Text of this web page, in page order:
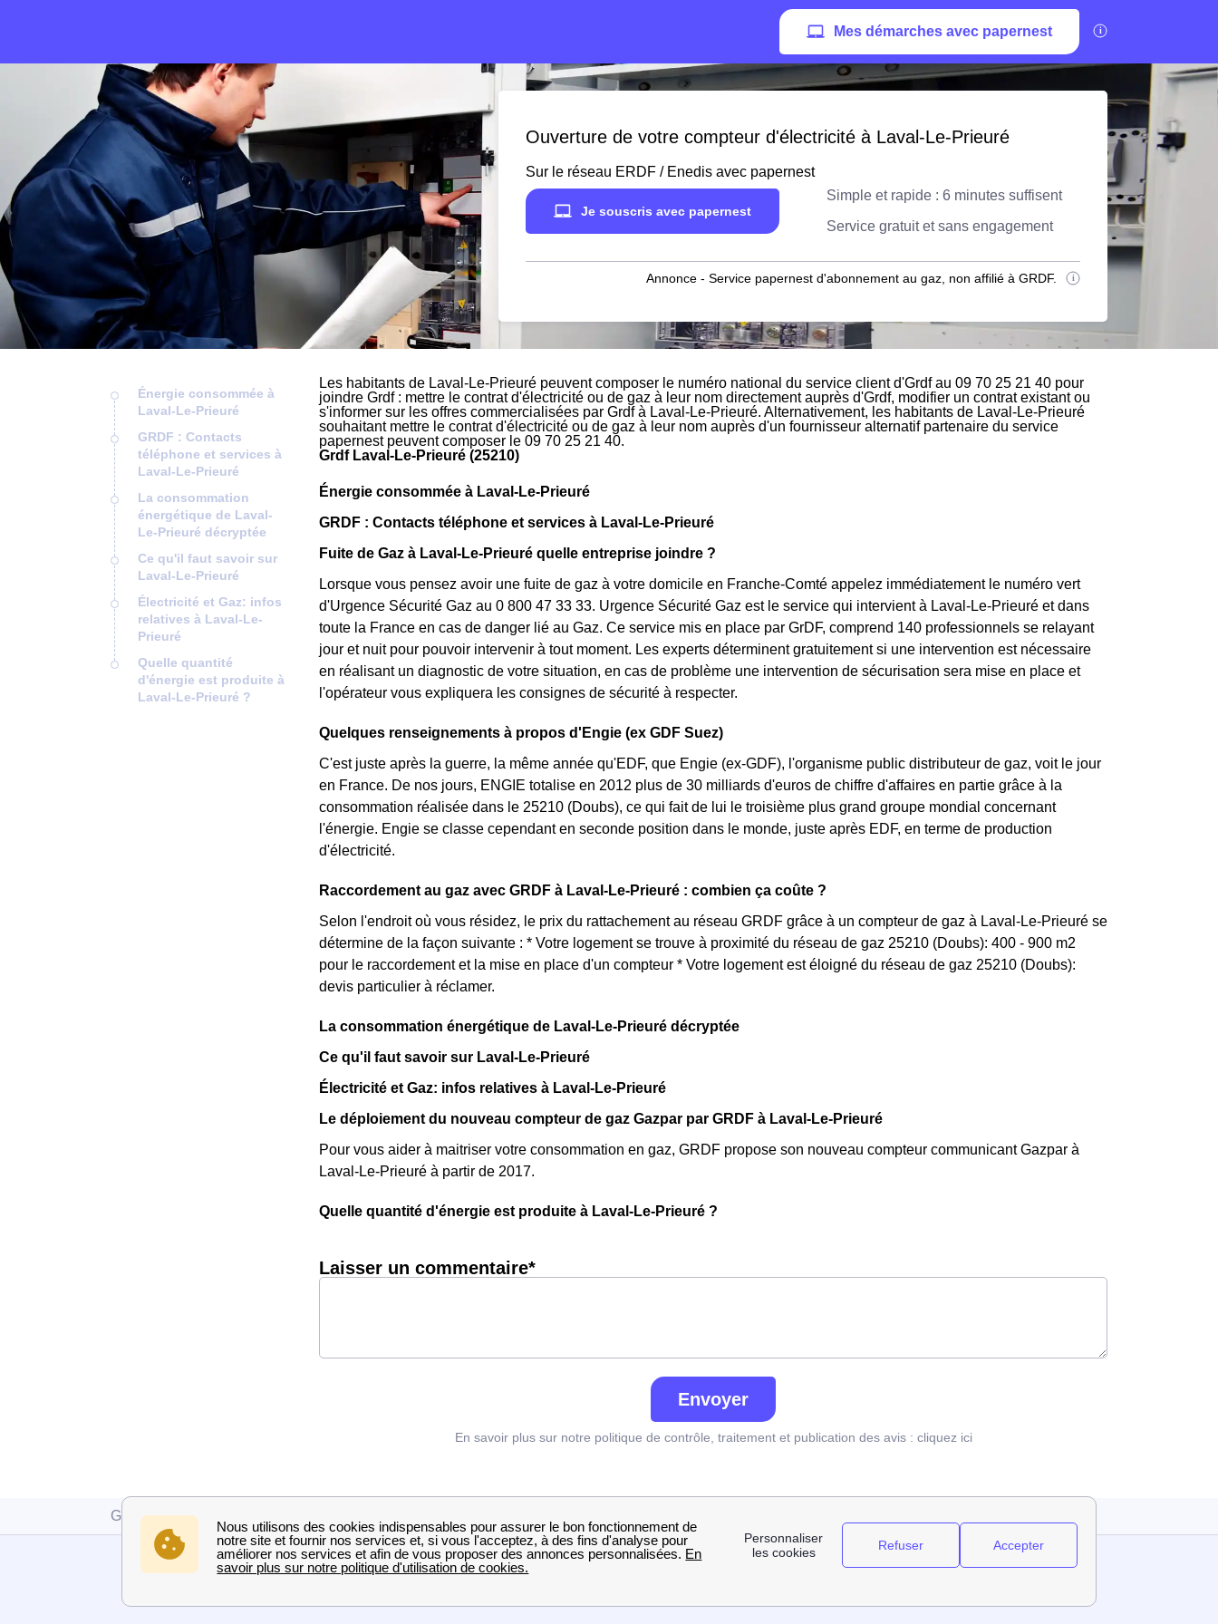
Mes démarches avec papernest
Ouverture de votre compteur d'électricité à Laval-Le-Prieuré
Sur le réseau ERDF / Enedis avec papernest
Je souscris avec papernest
Simple et rapide : 6 minutes suffisent
Service gratuit et sans engagement
Annonce - Service papernest d'abonnement au gaz, non affilié à GRDF.
Énergie consommée à
Laval-Le-Prieuré
GRDF : Contacts
téléphone et services à
Laval-Le-Prieuré
La consommation
énergétique de Laval-
Le-Prieuré décryptée
Ce qu'il faut savoir sur
Laval-Le-Prieuré
Électricité et Gaz: infos
relatives à Laval-Le-
Prieuré
Quelle quantité
d'énergie est produite à
Laval-Le-Prieuré ?
Les habitants de Laval-Le-Prieuré peuvent composer le numéro national du service client d'Grdf au 09 70 25 21 40 pour
joindre Grdf : mettre le contrat d'électricité ou de gaz à leur nom directement auprès d'Grdf, modifier un contrat existant ou
s'informer sur les offres commercialisées par Grdf à Laval-Le-Prieuré. Alternativement, les habitants de Laval-Le-Prieuré
souhaitant mettre le contrat d'électricité ou de gaz à leur nom auprès d'un fournisseur alternatif partenaire du service
papernest peuvent composer le 09 70 25 21 40.
Grdf Laval-Le-Prieuré (25210)
Énergie consommée à Laval-Le-Prieuré
GRDF : Contacts téléphone et services à Laval-Le-Prieuré
Fuite de Gaz à Laval-Le-Prieuré quelle entreprise joindre ?
Lorsque vous pensez avoir une fuite de gaz à votre domicile en Franche-Comté appelez immédiatement le numéro vert
d'Urgence Sécurité Gaz au 0 800 47 33 33. Urgence Sécurité Gaz est le service qui intervient à Laval-Le-Prieuré et dans
toute la France en cas de danger lié au Gaz. Ce service mis en place par GrDF, comprend 140 professionnels se relayant
jour et nuit pour pouvoir intervenir à tout moment. Les experts déterminent gratuitement si une intervention est nécessaire
en réalisant un diagnostic de votre situation, en cas de problème une intervention de sécurisation sera mise en place et
l'opérateur vous expliquera les consignes de sécurité à respecter.
Quelques renseignements à propos d'Engie (ex GDF Suez)
C'est juste après la guerre, la même année qu'EDF, que Engie (ex-GDF), l'organisme public distributeur de gaz, voit le jour
en France. De nos jours, ENGIE totalise en 2012 plus de 30 milliards d'euros de chiffre d'affaires en partie grâce à la
consommation réalisée dans le 25210 (Doubs), ce qui fait de lui le troisième plus grand groupe mondial concernant
l'énergie. Engie se classe cependant en seconde position dans le monde, juste après EDF, en terme de production
d'électricité.
Raccordement au gaz avec GRDF à Laval-Le-Prieuré : combien ça coûte ?
Selon l'endroit où vous résidez, le prix du rattachement au réseau GRDF grâce à un compteur de gaz à Laval-Le-Prieuré se
détermine de la façon suivante : * Votre logement se trouve à proximité du réseau de gaz 25210 (Doubs): 400 - 900 m2
pour le raccordement et la mise en place d'un compteur * Votre logement est éloigné du réseau de gaz 25210 (Doubs):
devis particulier à réclamer.
La consommation énergétique de Laval-Le-Prieuré décryptée
Ce qu'il faut savoir sur Laval-Le-Prieuré
Électricité et Gaz: infos relatives à Laval-Le-Prieuré
Le déploiement du nouveau compteur de gaz Gazpar par GRDF à Laval-Le-Prieuré
Pour vous aider à maitriser votre consommation en gaz, GRDF propose son nouveau compteur communicant Gazpar à
Laval-Le-Prieuré à partir de 2017.
Quelle quantité d'énergie est produite à Laval-Le-Prieuré ?
Laisser un commentaire*
Envoyer
En savoir plus sur notre politique de contrôle, traitement et publication des avis : cliquez ici
Grdf Doubs